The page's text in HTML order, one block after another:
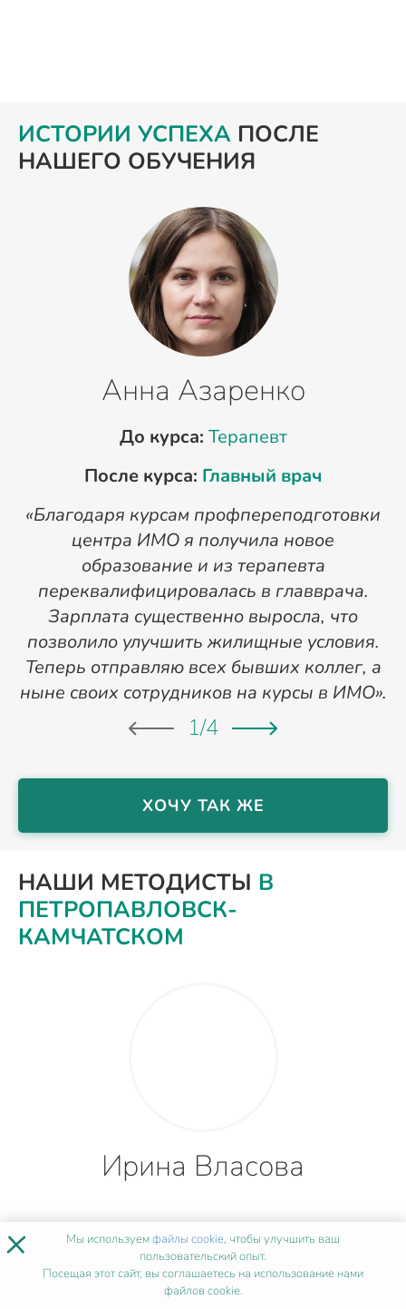
ИСТОРИИ УСПЕХА ПОСЛЕ
НАШЕГО ОБУЧЕНИЯ
Анна Азаренко
До курса: Терапевт
После курса: Главный врач
«Благодаря курсам профпереподготовки
центра ИМО я получила новое
образование и из терапевта
переквалифицировалась в главврача.
Зарплата существенно выросла, что
позволило улучшить жилищные условия.
Теперь отправляю всех бывших коллег, а
ныне своих сотрудников на курсы в ИМО».
1/4
ХОЧУ ТАК ЖЕ
НАШИ МЕТОДИСТЫ В
ПЕТРОПАВЛОВСК-
КАМЧАТСКОМ
Ирина Власова
4 года
× Мы используемфайлы cookie, чтобы улучшить ваш
пользовательский опыт.
Посещая этот сайт, вы соглашаетесь на использование нами
файлов cookie.